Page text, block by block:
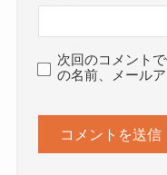
次回のコメント
の名前、メール